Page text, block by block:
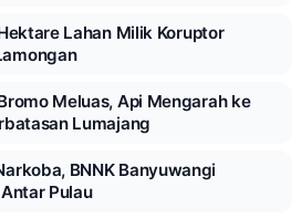
Lahan Milik Koruptor
Meluas, Api Mengarah ke
Lumajang
BNNK Banyuwangi
Pulau